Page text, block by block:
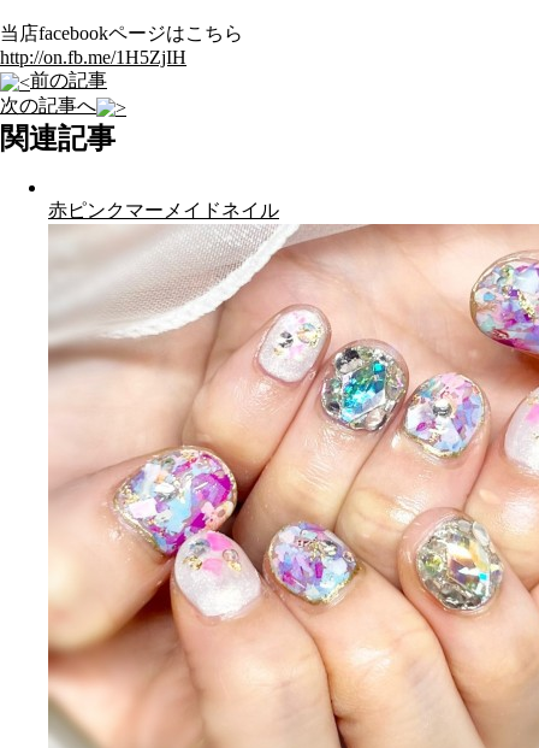
当店facebookページはこちら
http://on.fb.me/1H5ZjIH
前の記事
次の記事へ
関連記事
赤ピンクマーメイドネイル